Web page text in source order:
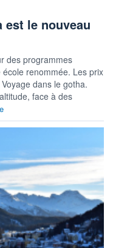
est le nouveau
des programmes
renommée. Les prix
dans le gotha.
face à des